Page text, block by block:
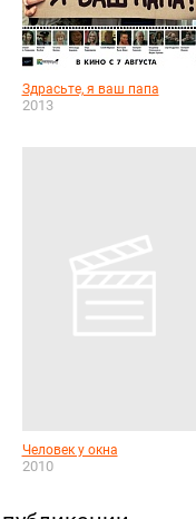
Здрасьте, я ваш папа
2013
Человек у окна
2010